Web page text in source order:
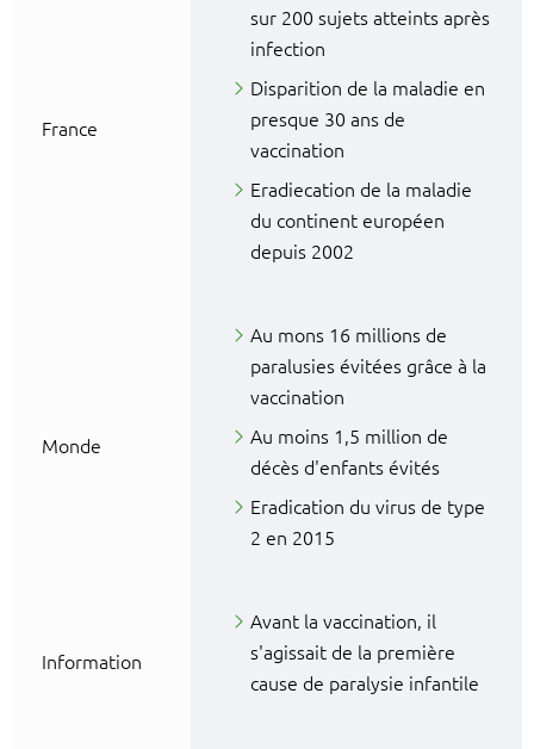
France
sur 200 sujets atteints après
infection
Disparition de la maladie en
presque 30 ans de
vaccination
Eradiecation de la maladie
du continent européen
depuis 2002
Monde
Au mons 16 millions de
paralusies évitées grâce à la
vaccination
Au moins 1,5 million de
décès d'enfants évités
Eradication du virus de type
2 en 2015
Information
Avant la vaccination, il
s'agissait de la première
cause de paralysie infantile